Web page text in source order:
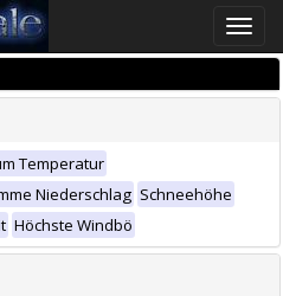
Toggle
Temperatur
Niederschlag Schneehöhe
Höchste Windbö